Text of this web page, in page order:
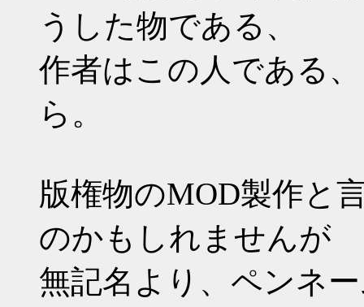
うした物である、
作者はこの人である
ら。
版権物のMOD製作と
のかもしれませんが
無記名より、ペンネ